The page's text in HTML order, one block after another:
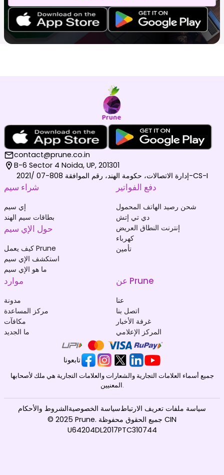
contact@prune.co.in
B-6 Sector 4 Noida, UP, 201301
إدارة الاتصالات، حكومة الهند، رقم الموافقة 808-07 /2021-CS-I
شراء سيم
إي سيم
بطاقات سيم الهند
حول الإي سيم
كيف يعمل Prune
استكشف الإي سيم
ما هو الإي سيم
دفع الفواتير
شحن رصيد الهاتف المحمول
دي تي إتش
إنترنت النطاق العريض
كهرباء
تأمين
موارد
مدونة
مركز المساعدة
مكافآت
ما الجديد
عن Prune
عنا
اتصل بنا
غرفة الأخبار
المركز الإعلامي
تابعونا
جميع أسماء العلامات التجارية والشعارات والعلامات التجارية هي ملك لأصحابها
المعنيين.
© 2025 Prune. جميع الحقوق محفوظة CIN
U64204DL2017PTC310744
الشروط والأحكامسياسة الخصوصيةسياسة ملفات تعريف الارتباط